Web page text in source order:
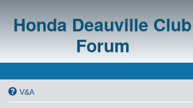
Honda Deauville Club
Forum
V&A